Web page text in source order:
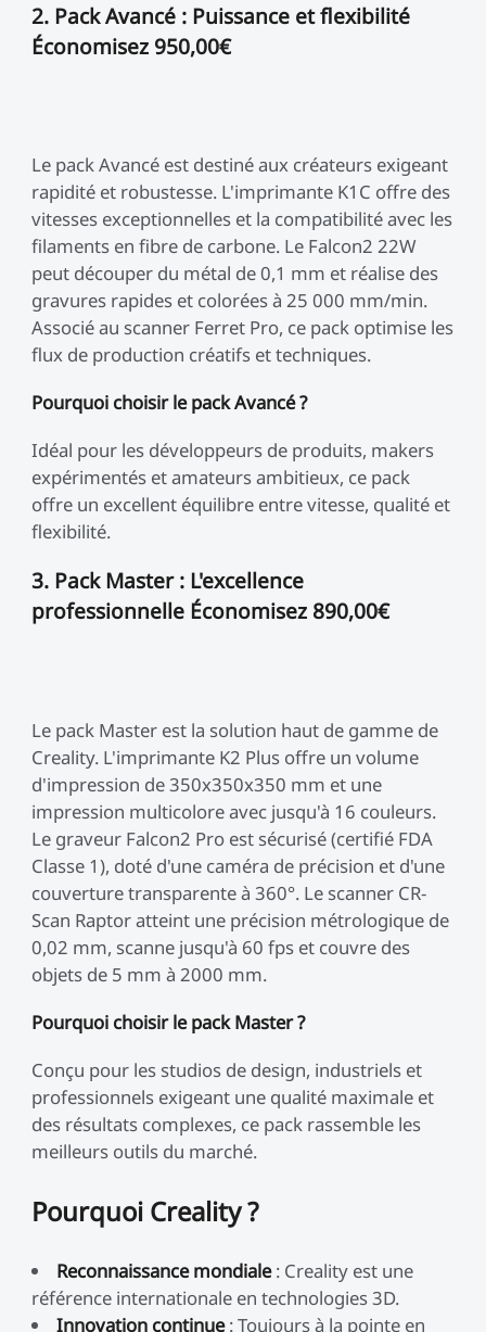
2. Pack Avancé : Puissance et flexibilité
Économisez 950,00€
Le pack Avancé est destiné aux créateurs exigeant
rapidité et robustesse. L'imprimante K1C offre des
vitesses exceptionnelles et la compatibilité avec les
filaments en fibre de carbone. Le Falcon2 22W
peut découper du métal de 0,1 mm et réalise des
gravures rapides et colorées à 25 000 mm/min.
Associé au scanner Ferret Pro, ce pack optimise les
flux de production créatifs et techniques.
Pourquoi choisir le pack Avancé ?
Idéal pour les développeurs de produits, makers
expérimentés et amateurs ambitieux, ce pack
offre un excellent équilibre entre vitesse, qualité et
flexibilité.
3. Pack Master : L'excellence
professionnelle Économisez 890,00€
Le pack Master est la solution haut de gamme de
Creality. L'imprimante K2 Plus offre un volume
d'impression de 350x350x350 mm et une
impression multicolore avec jusqu'à 16 couleurs.
Le graveur Falcon2 Pro est sécurisé (certifié FDA
Classe 1), doté d'une caméra de précision et d'une
couverture transparente à 360°. Le scanner CR-
Scan Raptor atteint une précision métrologique de
0,02 mm, scanne jusqu'à 60 fps et couvre des
objets de 5 mm à 2000 mm.
Pourquoi choisir le pack Master ?
Conçu pour les studios de design, industriels et
professionnels exigeant une qualité maximale et
des résultats complexes, ce pack rassemble les
meilleurs outils du marché.
Pourquoi Creality ?
Reconnaissance mondiale: Creality est une
référence internationale en technologies 3D.
Innovation continue: Toujours à la pointe en